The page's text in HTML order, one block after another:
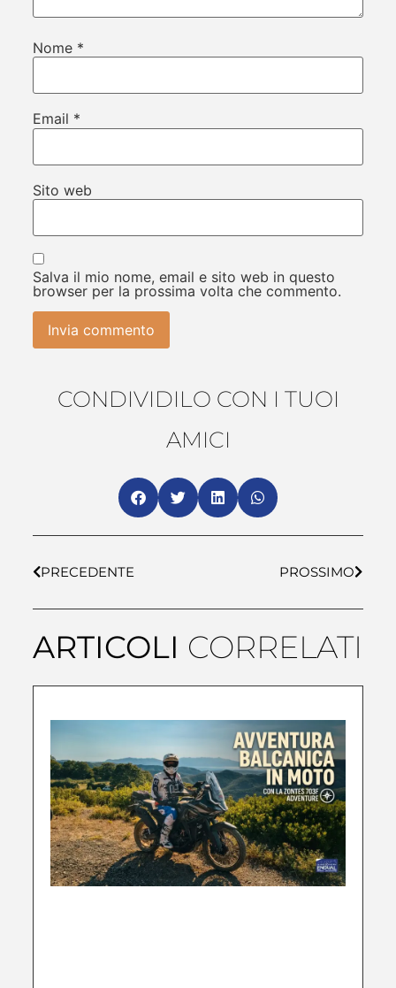
Nome *
Email *
Sito web
Salva il mio nome, email e sito web in questo
browser per la prossima volta che commento.
CONDIVIDILO CON I TUOI
AMICI
PRECEDENTE PROSSIMO
ARTICOLI CORRELATI